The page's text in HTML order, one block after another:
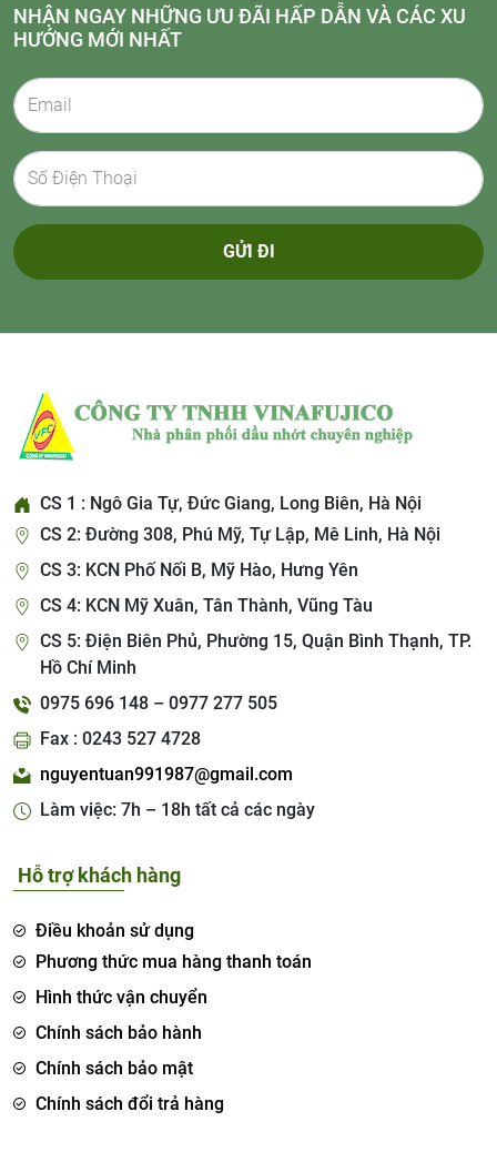
NHẬN NGAY NHỮNG ƯU ĐÃI HẤP DẪN VÀ CÁC XU
HƯỚNG MỚI NHẤT
GỬI ĐI
CS 1 : Ngô Gia Tự, Đức Giang, Long Biên, Hà Nội
CS 2: Đường 308, Phú Mỹ, Tự Lập, Mê Linh, Hà Nội
CS 3: KCN Phố Nối B, Mỹ Hào, Hưng Yên
CS 4: KCN Mỹ Xuân, Tân Thành, Vũng Tàu
CS 5: Điện Biên Phủ, Phường 15, Quận Bình Thạnh, TP.
Hồ Chí Minh
0975 696 148 – 0977 277 505
Fax : 0243 527 4728
nguyentuan991987@gmail.com
Làm việc: 7h – 18h tất cả các ngày
Hỗ trợ khách hàng
Điều khoản sử dụng
Phương thức mua hàng thanh toán
Hình thức vận chuyển
Chính sách bảo hành
Chính sách bảo mật
Chính sách đổi trả hàng